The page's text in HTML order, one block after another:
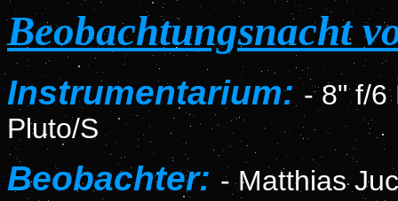
Beobachtungsnacht
Instrumentarium: -8" f/6
Pluto/S
Beobachter: - Matthias